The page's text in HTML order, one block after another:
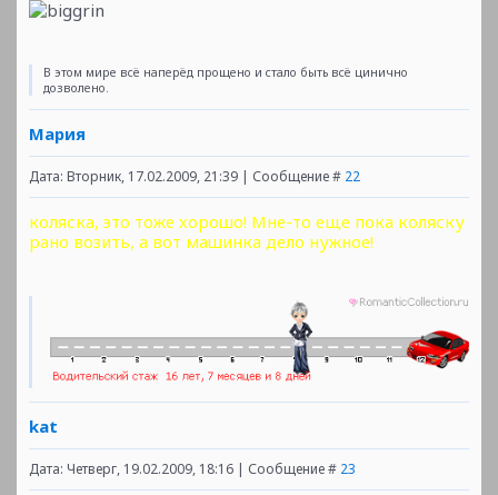
В этом мире всё наперёд прощено и стало быть всё цинично
дозволено.
Мария
Дата: Вторник, 17.02.2009, 21:39 | Сообщение # 22
коляска, это тоже хорошо! Мне-то еще пока коляску
рано возить, а вот машинка дело нужное!
kat
Дата: Четверг, 19.02.2009, 18:16 | Сообщение # 23